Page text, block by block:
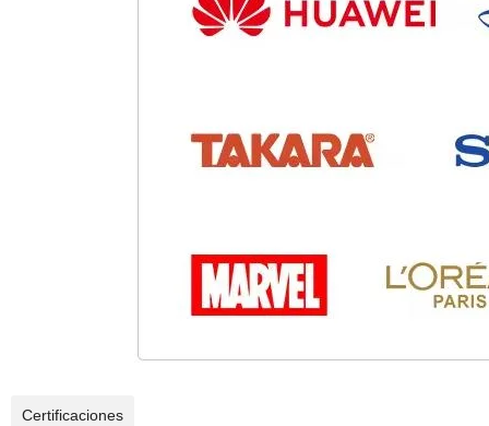
Certificaciones